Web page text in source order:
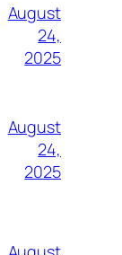
August
24,
2025
August
24,
2025